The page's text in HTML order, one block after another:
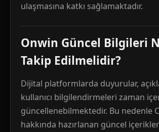
ulaşmasına katkı sağlamaktadır.
Onwin Güncel Bilgileri
Takip Edilmelidir?
Dijital platformlarda duyurular,
kullanıcı bilgilendirmeleri zaman
güncellenebilmektedir. Bu nedenle
hakkında hazırlanan güncel